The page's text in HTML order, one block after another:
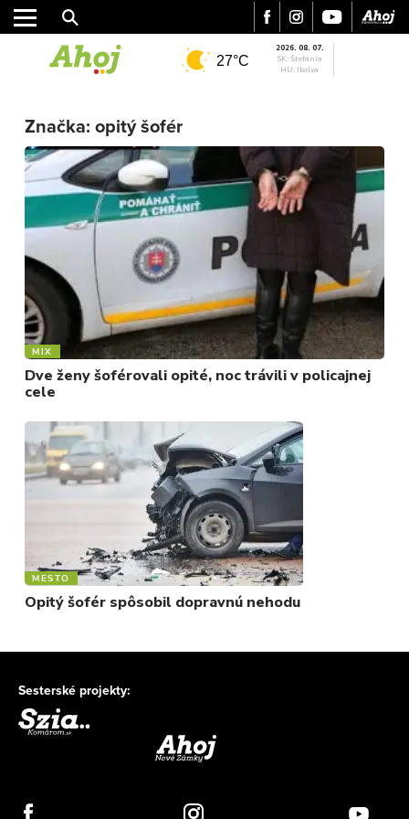
REGIÓN
ŠPORT
KULTÚRA
FOTKY
MIX
27°C
2026. 08. 07.
SK: Štefánia
HU: Ibolya
Značka: opitý šofér
MIX
Dve ženy šoférovali opité, noc trávili v policajnej
cele
MESTO
Opitý šofér spôsobil dopravnú nehodu
Sesterské projekty: